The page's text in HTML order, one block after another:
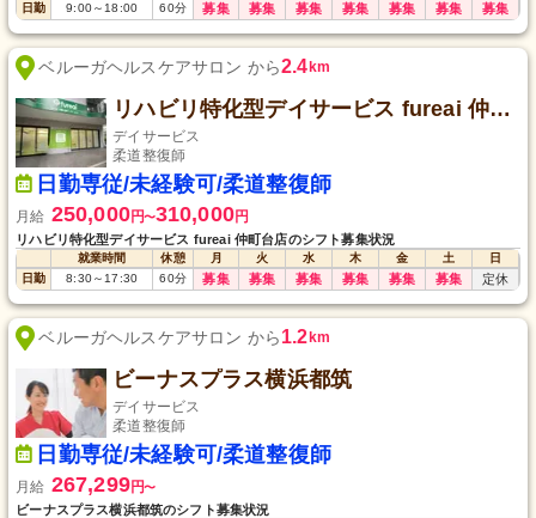
日勤
9:00～ 18:00 60分 募集 募集 募集 募集 募集 募集 募集
ベルーガヘルスケアサロン から2.4 km
リハビリ特化型デイサービス fureai 仲町台店
デイサービス
柔道整復師
日勤専従/未経験可/柔道整復師
月給 250,000円〜310,000円
リハビリ特化型デイサービス fureai 仲町台店のシフト募集状況
就業時間 休憩 月 火 水 木 金 土
日
日勤
8:30～ 17:30 60分 募集 募集 募集 募集 募集 募集 定休
ベルーガヘルスケアサロン から1.2 km
ビーナスプラス横浜都筑
デイサービス
柔道整復師
日勤専従/未経験可/柔道整復師
月給 267,299円〜
ビーナスプラス横浜都筑のシフト募集状況